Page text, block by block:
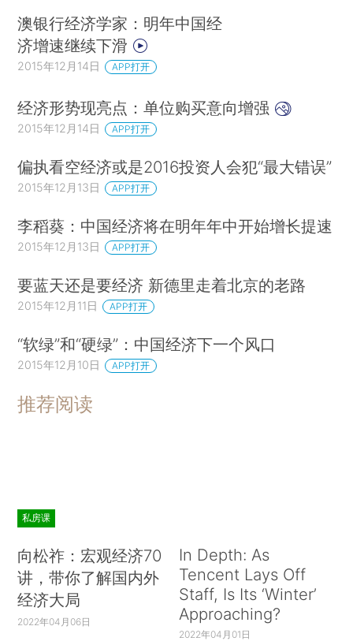
澳银行经济学家：明年中国经
济增速继续下滑
2015年12月14日 APP打开
经济形势现亮点：单位购买意向增强
2015年12月14日 APP打开
偏执看空经济或是2016投资人会犯“最大错误”
2015年12月13日 APP打开
李稻葵：中国经济将在明年年中开始增长提速
2015年12月13日 APP打开
要蓝天还是要经济 新德里走着北京的老路
2015年12月11日 APP打开
“软绿”和“硬绿”：中国经济下一个风口
2015年12月10日 APP打开
推荐阅读
私房课
向松祚：宏观经济70
讲，带你了解国内外
经济大局
2022年04月06日
In Depth: As
Tencent Lays Off
Staff, Is Its ‘Winter’
Approaching?
2022年04月01日